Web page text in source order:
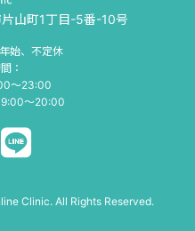
山町1丁目-5番-10号
始、不定休
：
〜23:00
9:00〜20:00
Clinic. All Rights Reserved.